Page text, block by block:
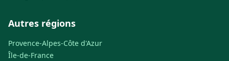
Autres régions
Provence-Alpes-Côte d'Azur
Île-de-France